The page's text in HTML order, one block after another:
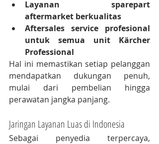
Layanan sparepart
aftermarket berkualitas
Aftersales service profesional
untuk semua unit Kärcher
Professional
Hal ini memastikan setiap pelanggan
mendapatkan dukungan penuh,
mulai dari pembelian hingga
perawatan jangka panjang.
Jaringan Layanan Luas di Indonesia